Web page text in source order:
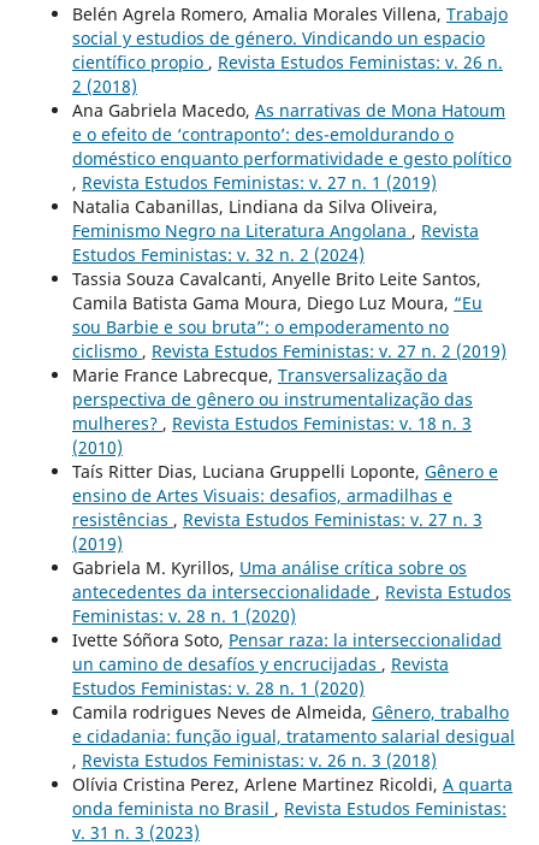
Belén Agrela Romero, Amalia Morales Villena, Trabajo
social y estudios de género. Vindicando un espacio
científico propio , Revista Estudos Feministas: v. 26 n.
2 (2018)
Ana Gabriela Macedo, As narrativas de Mona Hatoum
e o efeito de ‘contraponto’: des-emoldurando o
doméstico enquanto performatividade e gesto político
, Revista Estudos Feministas: v. 27 n. 1 (2019)
Natalia Cabanillas, Lindiana da Silva Oliveira,
Feminismo Negro na Literatura Angolana , Revista
Estudos Feministas: v. 32 n. 2 (2024)
Tassia Souza Cavalcanti, Anyelle Brito Leite Santos,
Camila Batista Gama Moura, Diego Luz Moura, “Eu
sou Barbie e sou bruta”: o empoderamento no
ciclismo , Revista Estudos Feministas: v. 27 n. 2 (2019)
Marie France Labrecque, Transversalização da
perspectiva de gênero ou instrumentalização das
mulheres? , Revista Estudos Feministas: v. 18 n. 3
(2010)
Taís Ritter Dias, Luciana Gruppelli Loponte, Gênero e
ensino de Artes Visuais: desafios, armadilhas e
resistências , Revista Estudos Feministas: v. 27 n. 3
(2019)
Gabriela M. Kyrillos, Uma análise crítica sobre os
antecedentes da interseccionalidade , Revista Estudos
Feministas: v. 28 n. 1 (2020)
Ivette Sóñora Soto, Pensar raza: la interseccionalidad
un camino de desafíos y encrucijadas , Revista
Estudos Feministas: v. 28 n. 1 (2020)
Camila rodrigues Neves de Almeida, Gênero, trabalho
e cidadania: função igual, tratamento salarial desigual
, Revista Estudos Feministas: v. 26 n. 3 (2018)
Olívia Cristina Perez, Arlene Martinez Ricoldi, A quarta
onda feminista no Brasil , Revista Estudos Feministas:
v. 31 n. 3 (2023)